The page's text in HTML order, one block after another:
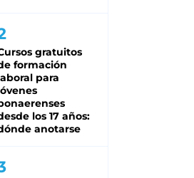
gratuitos
formación
para
los 17 años:
anotarse